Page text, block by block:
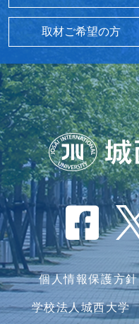
取材ご希望の方
個人情報保護方針
学校法人城西大学